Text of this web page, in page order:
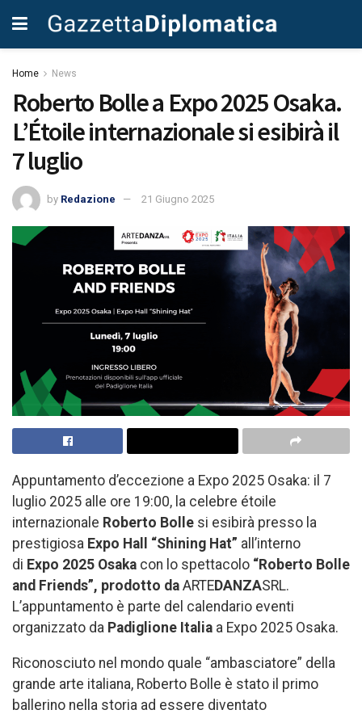
Home News
Roberto Bolle a Expo 2025 Osaka.
L’Étoile internazionale si esibirà il
7 luglio
by Redazione 21 Giugno 2025
Appuntamento d’eccezione a Expo 2025 Osaka: il 7
luglio 2025 alle ore 19:00, la celebre étoile
internazionale Roberto Bolle si esibirà presso la
prestigiosa Expo Hall “Shining Hat” all’interno
di Expo 2025 Osaka con lo spettacolo “Roberto Bolle
and Friends”, prodotto da ARTEDANZASRL.
L’appuntamento è parte del calendario eventi
organizzato da Padiglione Italia a Expo 2025 Osaka.
Riconosciuto nel mondo quale “ambasciatore” della
grande arte italiana, Roberto Bolle è stato il primo
ballerino nella storia ad essere diventato